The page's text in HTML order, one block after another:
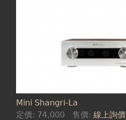
Mini Shangri-La
定價: 74,000 售價:線上詢價